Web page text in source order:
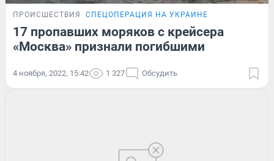
ПРОИСШЕСТВИЯ СПЕЦОПЕРАЦИЯ НА УКРАИНЕ
17 пропавших моряков с крейсера
«Москва» признали погибшими
4 ноября, 2022, 15:42 1 327 Обсудить